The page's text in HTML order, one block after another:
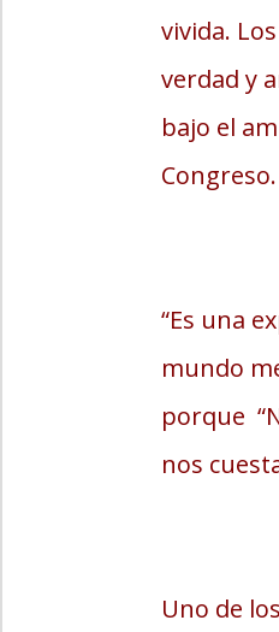
vivida.
verdad y
bajo el
Congreso.
“Es una
mundo
porque
nos
Uno de